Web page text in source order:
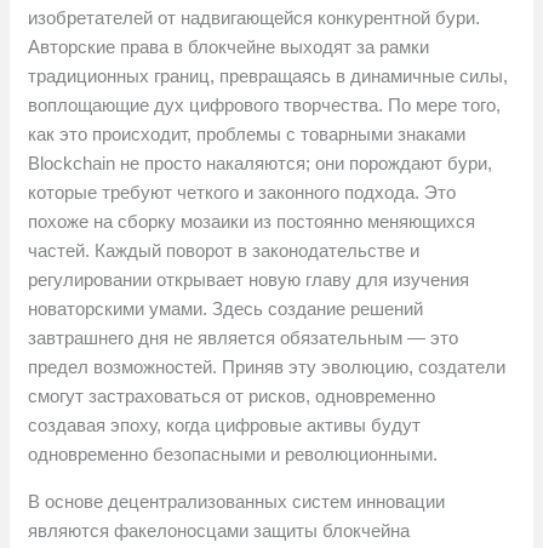
изобретателей от надвигающейся конкурентной бури.
Авторские права в блокчейне выходят за рамки
традиционных границ, превращаясь в динамичные силы,
воплощающие дух цифрового творчества. По мере того,
как это происходит, проблемы с товарными знаками
Blockchain не просто накаляются; они порождают бури,
которые требуют четкого и законного подхода. Это
похоже на сборку мозаики из постоянно меняющихся
частей. Каждый поворот в законодательстве и
регулировании открывает новую главу для изучения
новаторскими умами. Здесь создание решений
завтрашнего дня не является обязательным — это
предел возможностей. Приняв эту эволюцию, создатели
смогут застраховаться от рисков, одновременно
создавая эпоху, когда цифровые активы будут
одновременно безопасными и революционными.
В основе децентрализованных систем инновации
являются факелоносцами защиты блокчейна